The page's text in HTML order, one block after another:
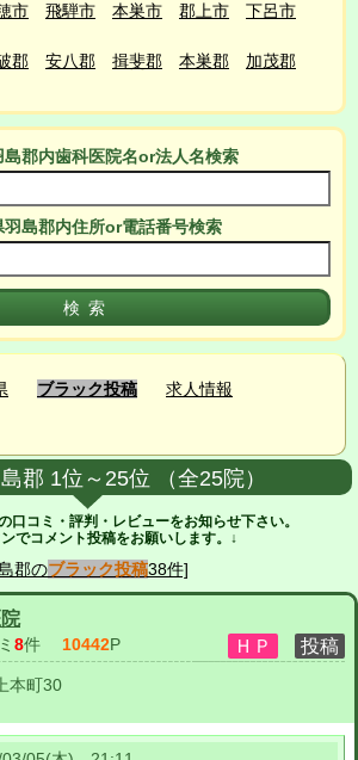
市 飛騨市 本巣市 郡上市
下呂市
郡 安八郡 揖斐郡 本巣郡
加茂郡
島郡内歯科医院名or法人名検索
羽島郡内住所or電話番号検索
ブラック投稿
求人情報
郡 1位～25位 （全25院）
口コミ・評判・レビューをお知らせ下さい。
でコメント投稿をお願いします。↓
郡のブラック投稿38件]
8件 10442P
本町30